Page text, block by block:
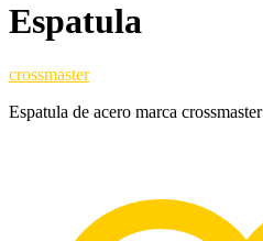
Espatula
crossmaster
Espatula de acero marca crossmaster